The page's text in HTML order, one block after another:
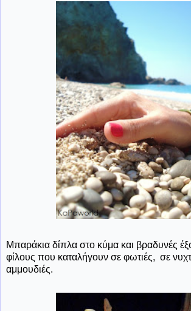
Μπαράκια δίπλα στο κύμα και βραδυνές
φίλους που καταλήγουν σε φωτιές, σε
αμμουδιές.